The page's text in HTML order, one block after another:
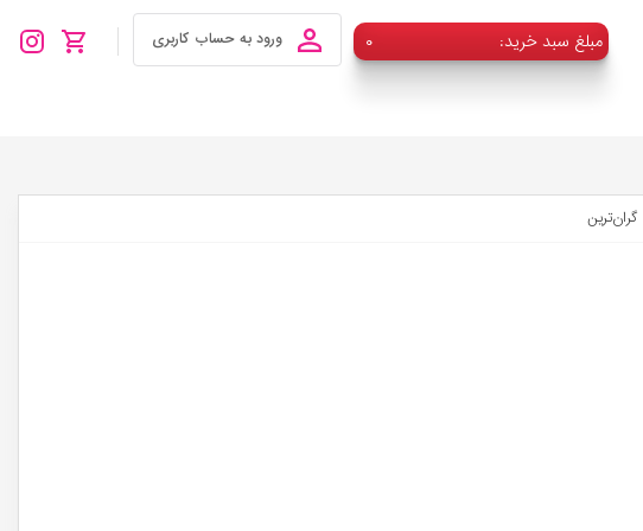
۰ :مبلغ سبد خرید ورود به حساب کاربری
گران‌ترین